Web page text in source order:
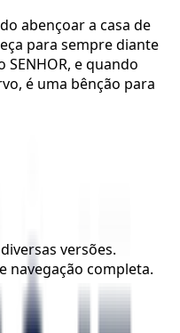
abençoar a casa de
para sempre diante
SENHOR, e quando
é uma bênção para
versões.
navegação completa.